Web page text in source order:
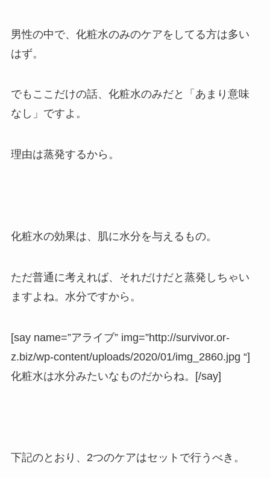
男性の中で、化粧水のみのケアをしてる方は多い
はず。
でもここだけの話、化粧水のみだと「あまり意味
なし」ですよ。
理由は蒸発するから。
化粧水の効果は、肌に水分を与えるもの。
ただ普通に考えれば、それだけだと蒸発しちゃい
ますよね。水分ですから。
[say name=”アライブ” img=”http://survivor.or-
z.biz/wp-content/uploads/2020/01/img_2860.jpg “]
化粧水は水分みたいなものだからね。[/say]
下記のとおり、2つのケアはセットで行うべき。